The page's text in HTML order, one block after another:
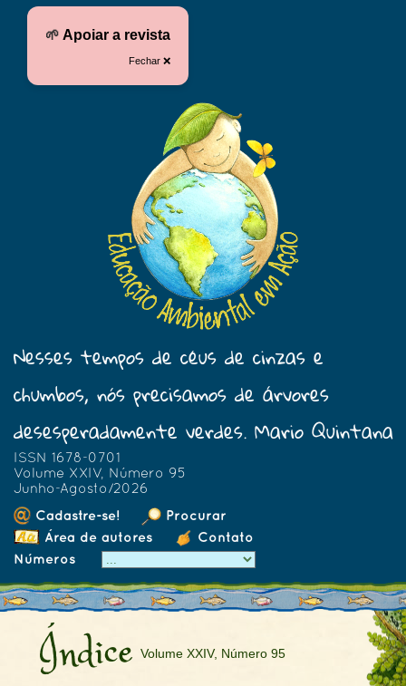
🌱 Apoiar a revista
Fechar ❌
Nesses tempos de céus de cinzas e
chumbos, nós precisamos de árvores
desesperadamente verdes. Mario Quintana
ISSN 1678-0701
Volume XXIV, Número 95
Junho-Agosto/2026
Cadastre-se!
Procurar
Área de autores
Contato
Números
Índice Volume XXIV, Número 95